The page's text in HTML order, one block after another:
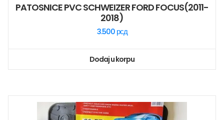
PATOSNICE PVC SCHWEIZER FORD FOCUS(2011-
2018)
3.500 рсд
Dodaj u korpu